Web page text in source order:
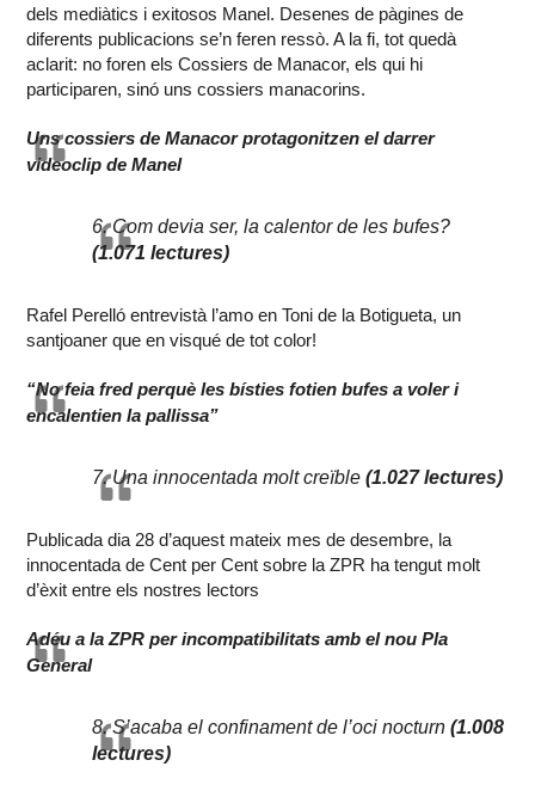
dels mediàtics i exitosos Manel. Desenes de pàgines de
diferents publicacions se’n feren ressò. A la fi, tot quedà
aclarit: no foren els Cossiers de Manacor, els qui hi
participaren, sinó uns cossiers manacorins.
Uns cossiers de Manacor protagonitzen el darrer
videoclip de Manel
6. Com devia ser, la calentor de les bufes?
(1.071 lectures)
Rafel Perelló entrevistà l’amo en Toni de la Botigueta, un
santjoaner que en visqué de tot color!
“No feia fred perquè les bísties fotien bufes a voler i
encalentien la pallissa”
7. Una innocentada molt creïble(1.027 lectures)
Publicada dia 28 d’aquest mateix mes de desembre, la
innocentada de Cent per Cent sobre la ZPR ha tengut molt
d’èxit entre els nostres lectors
Adéu a la ZPR per incompatibilitats amb el nou Pla
General
8. S’acaba el confinament de l’oci nocturn(1.008
lectures)